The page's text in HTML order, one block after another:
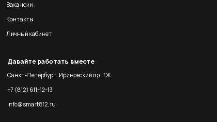
Вакансии
Контакты
Личный кабинет
Давайте работать вместе
Санкт-Петербург, Ириновский пр., 1Ж
+7 (812) 611-12-13
info@smart812.ru